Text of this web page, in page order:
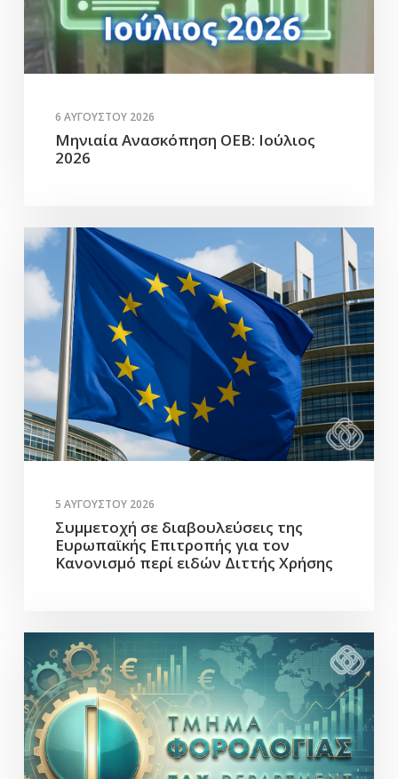
6 ΑΥΓΟΎΣΤΟΥ 2026
Μηνιαία Ανασκόπηση ΟΕΒ: Ιούλιος
2026
5 ΑΥΓΟΎΣΤΟΥ 2026
Συμμετοχή σε διαβουλεύσεις της
Ευρωπαϊκής Επιτροπής για τον
Κανονισμό περί ειδών Διττής Χρήσης